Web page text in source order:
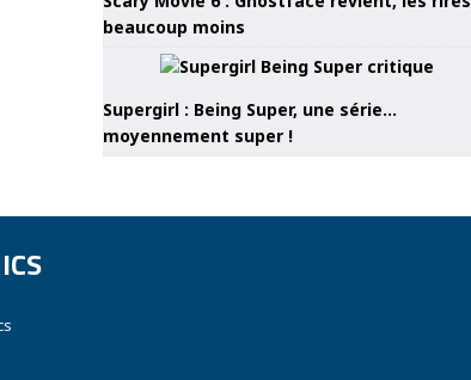
beaucoup moins
Supergirl : Being Super, une série…
moyennement super !